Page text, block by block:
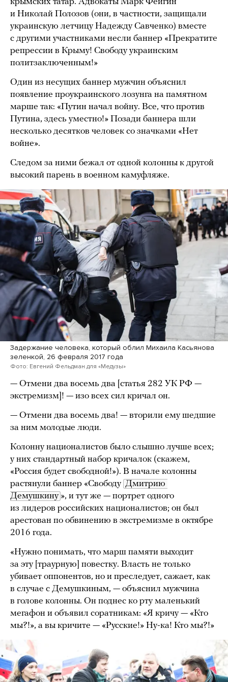
и Николай Полозов (они, в частности, защищали
украинскую летчицу Надежду Савченко) вместе
с другими участниками несли баннер «Прекратите
репрессии в Крыму! Свободу украинским
политзаключенным!»
Один из несущих баннер мужчин объяснил
появление проукраинского лозунга на памятном
марше так: «Путин начал войну. Все, что против
Путина, здесь уместно!» Позади баннера шли
несколько десятков человек со значками «Нет
войне».
Следом за ними бежал от одной колонны к другой
высокий парень в военном камуфляже.
Задержание человека, который облил Михаила Касьянова
зеленкой, 26 февраля 2017 года
Фото: Евгений Фельдман для «Медузы»
— Отмени два восемь два [статья 282 УК РФ —
экстремизм]! — изо всех сил кричал он.
— Отмени два восемь два! — вторили ему шедшие
за ним молодые люди.
Колонну националистов было слышно лучше всех;
у них стандартный набор кричалок (скажем,
«Россия будет свободной!»). В начале колонны
растянули баннер «Свободу Дмитрию
Демушкину », и тут же — портрет одного
из лидеров российских националистов; он был
арестован по обвинению в экстремизме в октябре
2016 года.
«Нужно понимать, что марш памяти выходит
за эту [траурную] повестку. Власть не только
убивает оппонентов, но и преследует, сажает, как
в случае с Демушкиным, — объяснил мужчина
в голове колонны. Он поднес ко рту маленький
мегафон и объявил соратникам: «Я кричу — «Кто
мы?!», а вы кричите — «Русские!» Ну-ка! Кто мы?!»